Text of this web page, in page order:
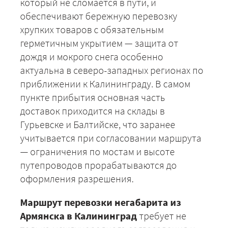
обеспечивают бережную перевозку
хрупких товаров с обязательным
герметичным укрытием — защита от
дождя и мокрого снега особенно
актуальна в северо-западных регионах по
приближении к Калининграду. В самом
пункте прибытия основная часть
доставок приходится на склады в
Гурьевске и Балтийске, что заранее
учитывается при согласовании маршрута
— ограничения по мостам и высоте
путепроводов прорабатываются до
оформления разрешения.
Маршрут перевозки негабарита из
Армянска в Калининградтребует не
ЗАКАЗАТЬ